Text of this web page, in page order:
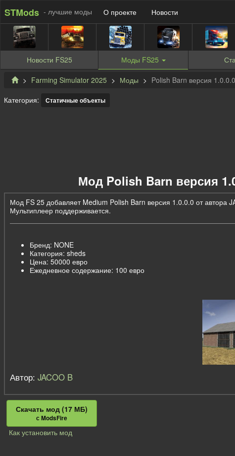
STMods - лучшие моды О проекте Новости
Новости FS25 Моды FS25
Farming Simulator 2025 Моды Polish Barn версия
Категория: Статичные объекты
Мод Polish Barn версия
Мод FS 25 добавляет Medium Polish Barn версия 1.0.0.0 от автора
Мультиплеер поддерживается.
Бренд: NONE
Категория: sheds
Цена: 50000 евро
Ежедневное содержание: 100 евро
Автор: JACOO B
Скачать мод (17 МБ)
с ModsFire
Как установить мод